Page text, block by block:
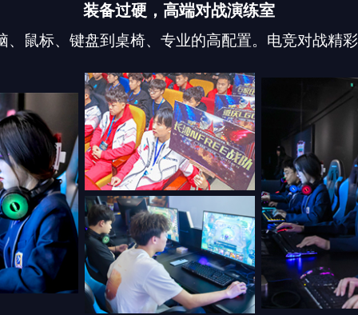
装备过硬，高端对战演练室
、鼠标、键盘到桌椅、专业的高配置。电竞对战精